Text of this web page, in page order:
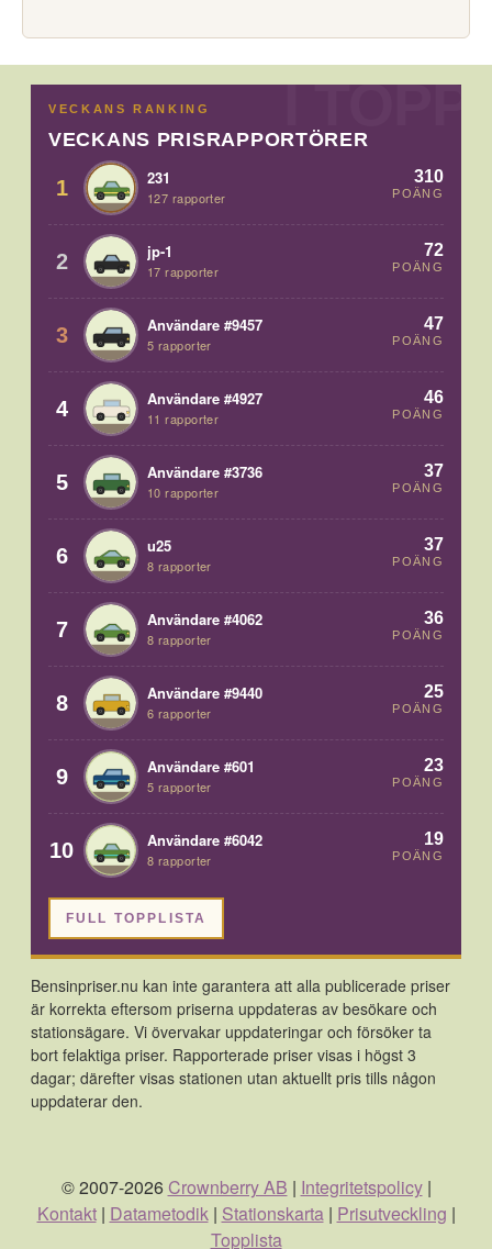
VECKANS RANKING
VECKANS PRISRAPPORTÖRER
1 231
127 rapporter
310
POÄNG
2 jp-1
17 rapporter
72
POÄNG
3 Användare #9457
5 rapporter
47
POÄNG
4 Användare #4927
11 rapporter
46
POÄNG
5 Användare #3736
10 rapporter
37
POÄNG
6 u25
8 rapporter
37
POÄNG
7 Användare #4062
8 rapporter
36
POÄNG
8 Användare #9440
6 rapporter
25
POÄNG
9 Användare #601
5 rapporter
23
POÄNG
10 Användare #6042
8 rapporter
19
POÄNG
FULL TOPPLISTA
Bensinpriser.nu kan inte garantera att alla publicerade priser
är korrekta eftersom priserna uppdateras av besökare och
stationsägare. Vi övervakar uppdateringar och försöker ta
bort felaktiga priser. Rapporterade priser visas i högst 3
dagar; därefter visas stationen utan aktuellt pris tills någon
uppdaterar den.
© 2007-2026 Crownberry AB | Integritetspolicy|
Kontakt| Datametodik| Stationskarta| Prisutveckling |
Topplista